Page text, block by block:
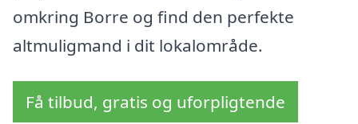
omkring Borre og find den perfekte
altmuligmand i dit lokalområde.
Få tilbud, gratis og uforpligtende